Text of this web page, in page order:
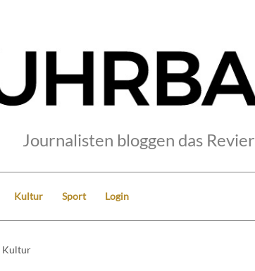
Journalisten bloggen das Revier
Kultur Sport Login
Kultur